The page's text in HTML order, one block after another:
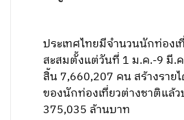
ประเทศไทยมีจำนวนนักท่องเ
สะสมตั้งแต่วันที่ 1 ม.ค.-9 มี.
สิ้น 7,660,207 คน สร้างราย
ของนักท่องเที่ยวต่างชาติแล้
375,035 ล้านบาท